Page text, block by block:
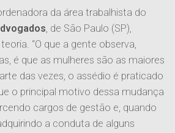
Agronegócio
e Sucessões
Digital
e M&A
Informativos
Ver Todos
em Contato
Conosco
da área trabalhista do
, de São Paulo (SP),
“O que a gente observa,
é que as mulheres são as maiores
das vezes, o assédio é praticado
o principal motivo dessa mudança
cargos de gestão e, quando
a conduta de alguns